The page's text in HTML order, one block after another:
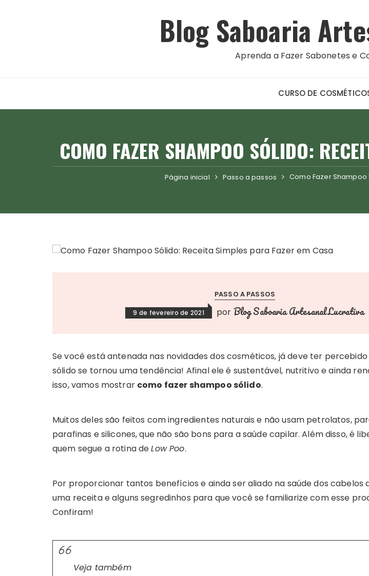
Blog Saboaria
Aprenda a Fazer Sabonetes e
CURSO DE
COMO FAZER SHAMPOO SÓLIDO:
Página inicial Passo a passos Como Fazer
PASSO A PASSOS
9 de fevereiro de 2021 por Blog Saboaria Artesanal Lucrativa
Se você está antenada nas novidades dos cosméticos, já deve ter
sólido se tornou uma tendência! Afinal ele é sustentável, nutritivo e ainda
isso, vamos mostrar como fazer shampoo sólido.
Muitos deles são feitos com ingredientes naturais e não usam petrolatos,
parafinas e silicones, que não são bons para a saúde capilar. Além disso, é
quem segue a rotina deLow Poo.
Por proporcionar tantos benefícios e ainda ser aliado na saúde dos cabelos
uma receita e alguns segredinhos para que você se familiarize com esse
Confiram!
Veja também